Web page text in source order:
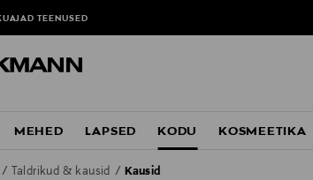
TEENUSED
MEHED LAPSED KODU KOSMEETIKA
Taldrikud & kausid Kausid